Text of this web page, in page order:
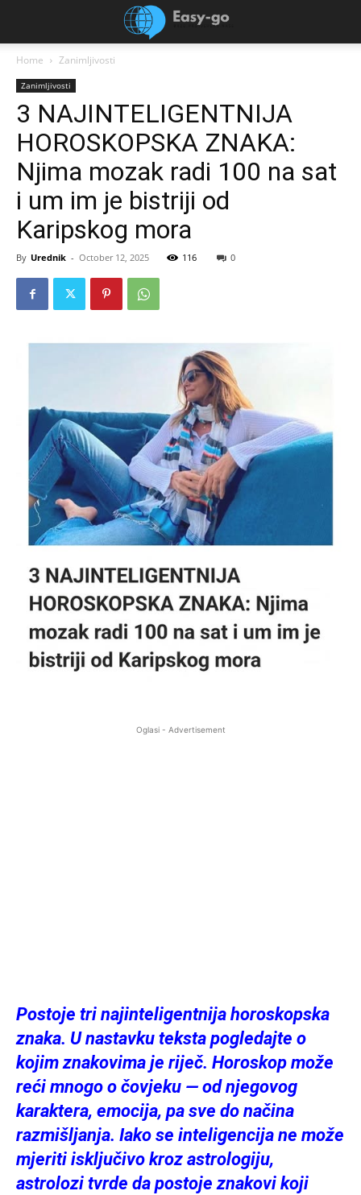
Home Zanimljivosti
Zanimljivosti
3 NAJINTELIGENTNIJA
HOROSKOPSKA ZNAKA:
Njima mozak radi 100 na sat
i um im je bistriji od
Karipskog mora
By Urednik - October 12, 2025 116 0
Oglasi - Advertisement
Postoje tri najinteligentnija horoskopska
znaka. U nastavku teksta pogledajte o
kojim znakovima je riječ. Horoskop može
reći mnogo o čovjeku — od njegovog
karaktera, emocija, pa sve do načina
razmišljanja. Iako se inteligencija ne može
mjeriti isključivo kroz astrologiju,
astrolozi tvrde da postoje znakovi koji